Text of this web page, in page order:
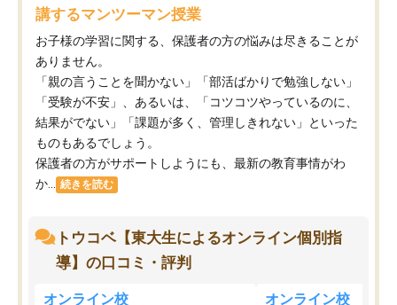
講するマンツーマン授業
お子様の学習に関する、保護者の方の悩みは尽きることが
ありません。
「親の言うことを聞かない」「部活ばかりで勉強しない」
「受験が不安」、あるいは、「コツコツやっているのに、
結果がでない」「課題が多く、管理しきれない」といった
ものもあるでしょう。
保護者の方がサポートしようにも、最新の教育事情がわ
か...
続きを読む
トウコベ【東大生によるオンライン個別指
導】の口コミ・評判
オンライン校 オンライン校